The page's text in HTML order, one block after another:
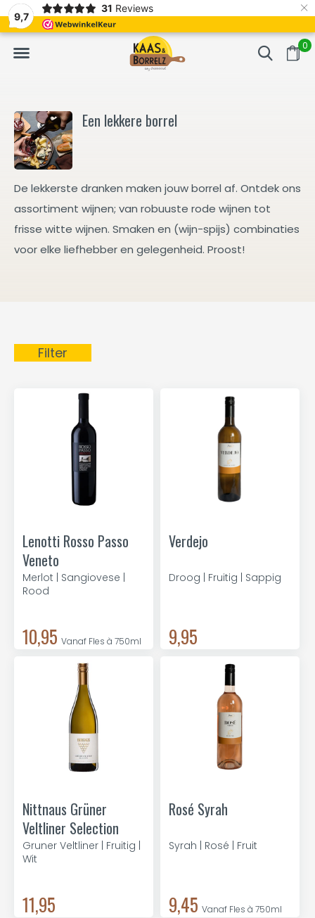
9,7
31 Reviews ×
0
Vaak volgende dag geleverd Gratis bezorgd
Een lekkere borrel
De lekkerste dranken maken jouw borrel af. Ontdek ons
assortiment wijnen; van robuuste rode wijnen tot
frisse witte wijnen. Smaken en (wijn-spijs) combinaties
voor elke liefhebber en gelegenheid. Proost!
Filter
Lenotti Rosso Passo
Veneto
Merlot | Sangiovese |
Rood
10,95 Vanaf Fles à 750ml
Verdejo
Droog | Fruitig | Sappig
9,95
Nittnaus Grüner
Veltliner Selection
Gruner Veltliner | Fruitig |
Wit
11,95
Rosé Syrah
Syrah | Rosé | Fruit
9,45 Vanaf Fles à 750ml